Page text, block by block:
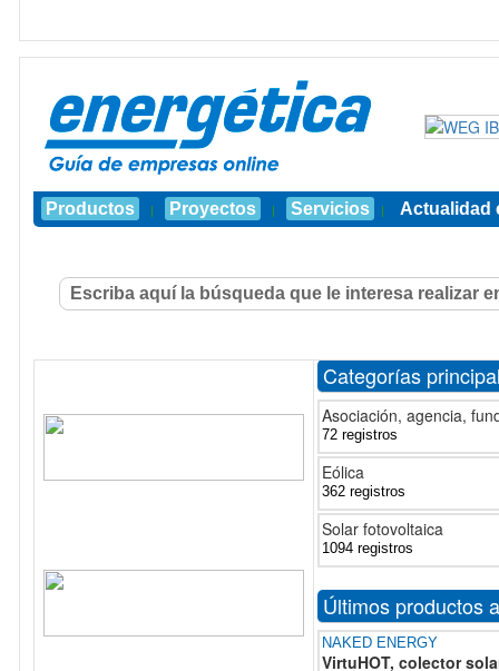
Productos | Proyectos | Servicios | Actualidad
Categorías
Asociación, agencia,
72 registros
Eólica
362 registros
Solar fotovoltaica
1094 registros
Últimos productos
NAKED ENERGY
VirtuHOT, colector